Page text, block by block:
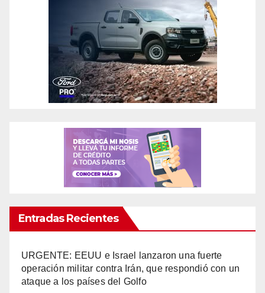
Entradas Recientes
URGENTE: EEUU e Israel lanzaron una fuerte
operación militar contra Irán, que respondió con un
ataque a los países del Golfo